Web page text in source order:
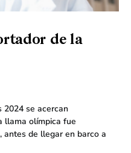
de la
2024 se acercan
llama olímpica fue
antes de llegar en barco a